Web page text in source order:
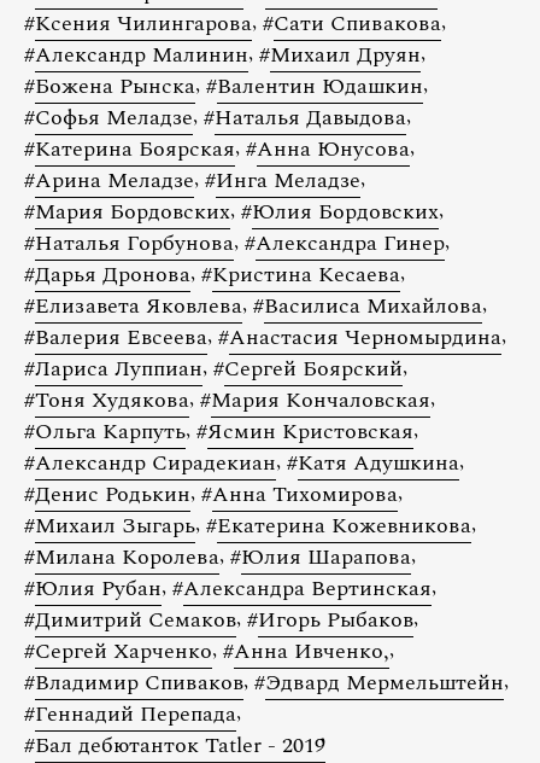
#Ксения Чилингарова, #Сати Спивакова,
#Александр Малинин, #Михаил Друян,
#Божена Рынска, #Валентин Юдашкин,
#Софья Меладзе, #Наталья Давыдова,
#Катерина Боярская, #Анна Юнусова,
#Арина Меладзе, #Инга Меладзе,
#Мария Бордовских, #Юлия Бордовских,
#Наталья Горбунова, #Александра Гинер,
#Дарья Дронова, #Кристина Кесаева,
#Елизавета Яковлева, #Василиса Михайлова,
#Валерия Евсеева, #Анастасия Черномырдина,
#Лариса Луппиан, #Сергей Боярский,
#Тоня Худякова, #Мария Кончаловская,
#Ольга Карпуть, #Ясмин Кристовская,
#Александр Сирадекиан, #Катя Адушкина,
#Денис Родькин, #Анна Тихомирова,
#Михаил Зыгарь, #Екатерина Кожевникова,
#Милана Королева, #Юлия Шарапова,
#Юлия Рубан, #Александра Вертинская,
#Димитрий Семаков, #Игорь Рыбаков,
#Сергей Харченко, #Анна Ивченко,,
#Владимир Спиваков, #Эдвард Мермельштейн,
#Геннадий Перепада,
#Бал дебютанток Tatler - 2019